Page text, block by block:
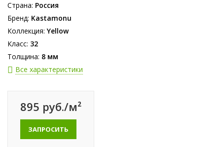
Страна: Россия
Бренд: Kastamonu
Коллекция:Yellow
Класс: 32
Толщина: 8 мм
Все характеристики
895 руб./м²
ЗАПРОСИТЬ